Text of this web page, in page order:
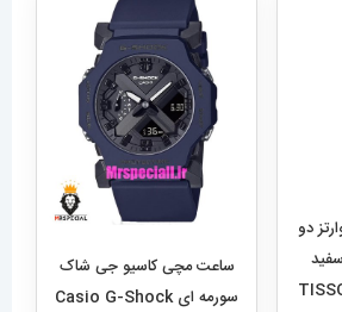
دو
ساعت مچی کاسیو جی شاک
سورمه ای Casio G-Shock